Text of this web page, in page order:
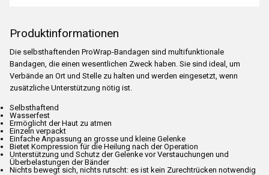
Produktinformationen
Die selbsthaftenden ProWrap-Bandagen sind multifunktionale
Bandagen, die einen wesentlichen Zweck haben. Sie sind ideal, um
Verbände an Ort und Stelle zu halten und werden eingesetzt, wenn
zusätzliche Unterstützung nötig ist.
Selbsthaftend
Wasserfest
Ermöglicht der Haut zu atmen
Einzeln verpackt
Einfache Anpassung an grosse und kleine Gelenke
Bietet Kompression für die Heilung nach der Operation
Unterstützung und Schutz der Gelenke vor Verstauchungen und
Überbelastungen der Bänder
Nichts bewegt sich, nichts rutscht: es ist kein Zurechtrücken notwendig